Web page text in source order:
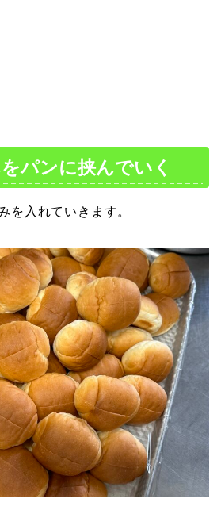
パンに挟んでいく
を入れていきます。